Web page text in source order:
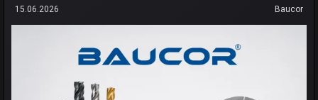
15.06.2026 Baucor